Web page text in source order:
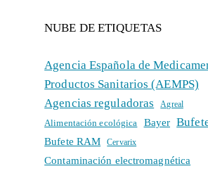
NUBE DE ETIQUETAS
Agencia Española de
Productos Sanitarios (AEMPS)
Agencias reguladoras
Agreal
Alimentación ecológica Bayer
Bufete RAM Cervarix
Contaminación electromagnética